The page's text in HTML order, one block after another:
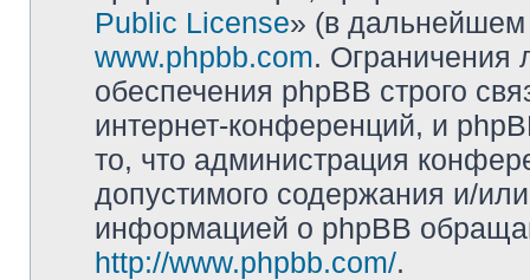
Public License» (в дальнейшем
www.phpbb.com. Ограничения
обеспечения phpBB строго
интернет-конференций, и
то, что администрация
допустимого содержания и/
информацией о phpBB
http://www.phpbb.com/.